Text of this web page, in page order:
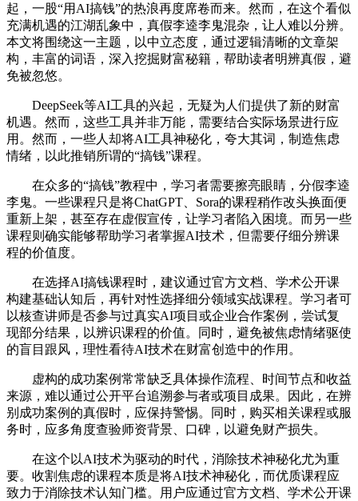
起，一股“用AI搞钱”的热浪再度席卷而来。然而，在这个看似
充满机遇的江湖乱象中，真假李逵李鬼混杂，让人难以分辨。
本文将围绕这一主题，以中立态度，通过逻辑清晰的文章架
构，丰富的词语，深入挖掘财富秘籍，帮助读者明辨真假，避
免被忽悠。
DeepSeek等AI工具的兴起，无疑为人们提供了新的财富
机遇。然而，这些工具并非万能，需要结合实际场景进行应
用。然而，一些人却将AI工具神秘化，夸大其词，制造焦虑
情绪，以此推销所谓的“搞钱”课程。
在众多的“搞钱”教程中，学习者需要擦亮眼睛，分假李逵
李鬼。一些课程只是将ChatGPT、Sora的课程稍作改头换面便
重新上架，甚至存在虚假宣传，让学习者陷入困境。而另一些
课程则确实能够帮助学习者掌握AI技术，但需要仔细分辨课
程的价值度。
在选择AI搞钱课程时，建议通过官方文档、学术公开课
构建基础认知后，再针对性选择细分领域实战课程。学习者可
以核查讲师是否参与过真实AI项目或企业合作案例，尝试复
现部分结果，以辨识课程的价值。同时，避免被焦虑情绪驱使
的盲目跟风，理性看待AI技术在财富创造中的作用。
虚构的成功案例常常缺乏具体操作流程、时间节点和收益
来源，难以通过公开平台追溯参与者或项目成果。因此，在辨
别成功案例的真假时，应保持警惕。同时，购买相关课程或服
务时，应多角度查验师资背景、口碑，以避免财产损失。
在这个以AI技术为驱动的时代，消除技术神秘化尤为重
要。收割焦虑的课程本质是将AI技术神秘化，而优质课程应
致力于消除技术认知门槛。用户应通过官方文档、学术公开课